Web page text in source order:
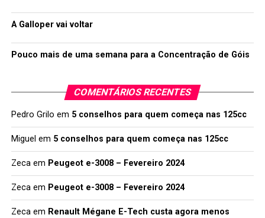
A Galloper vai voltar
Pouco mais de uma semana para a Concentração de Góis
COMENTÁRIOS RECENTES
Pedro Grilo em 5 conselhos para quem começa nas 125cc
Miguel em 5 conselhos para quem começa nas 125cc
Zecaem Peugeot e-3008 – Fevereiro 2024
Zecaem Peugeot e-3008 – Fevereiro 2024
Zecaem Renault Mégane E-Tech custa agora menos